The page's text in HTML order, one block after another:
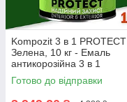
Kompozit 3 в 1 PROTECT
Зелена, 10 кг - Емаль
антикорозійна 3 в 1
універсальна
Готово до відправки